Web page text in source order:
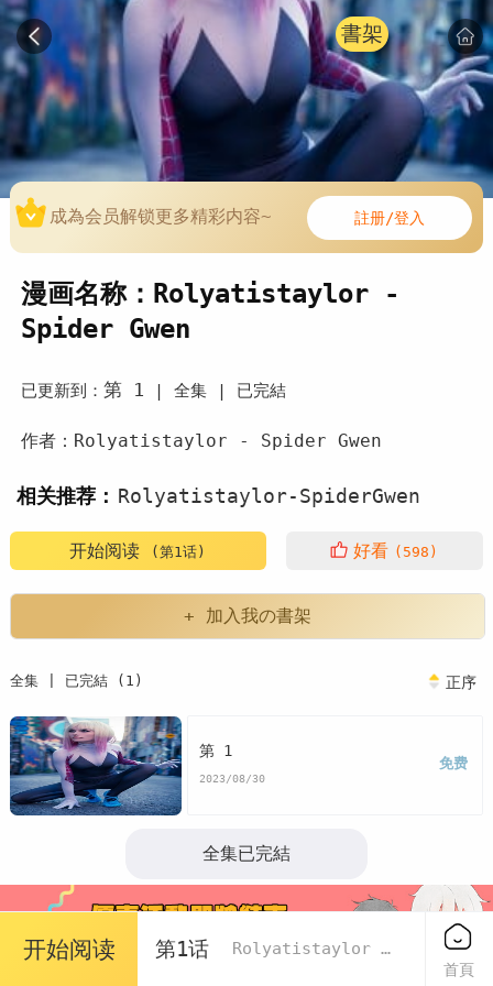
書架
成為会员解锁更多精彩内容~ 註册/登入
漫画名称：Rolyatistaylor -
Spider Gwen
已更新到： 第 1 | 全集 | 已完結
作者：Rolyatistaylor - Spider Gwen
相关推荐： Rolyatistaylor-SpiderGwen
写真
开始阅读 (第1话) 好看 (598)
+ 加入我の書架
全集 | 已完結 (1) 正序
第 1
2023/08/30
免费
全集已完結
开始阅读 第1话 Rolyatistaylor - Spider Gwen
首頁